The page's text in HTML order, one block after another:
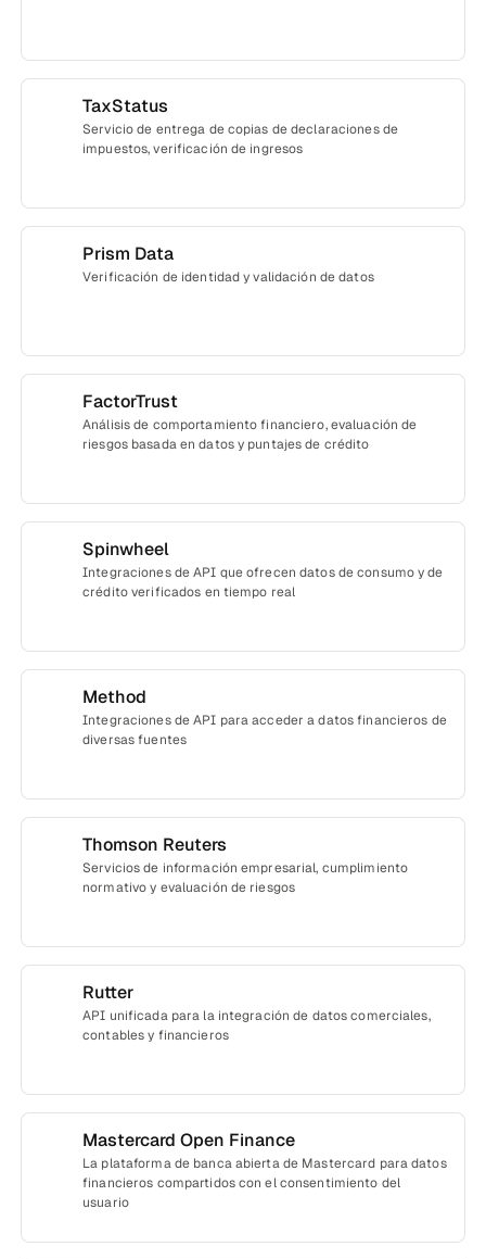
TaxStatus
Servicio de entrega de copias de declaraciones de
impuestos, verificación de ingresos
Prism Data
Verificación de identidad y validación de datos
FactorTrust
Análisis de comportamiento financiero, evaluación de
riesgos basada en datos y puntajes de crédito
Spinwheel
Integraciones de API que ofrecen datos de consumo y de
crédito verificados en tiempo real
Method
Integraciones de API para acceder a datos financieros de
diversas fuentes
Thomson Reuters
Servicios de información empresarial, cumplimiento
normativo y evaluación de riesgos
Rutter
API unificada para la integración de datos comerciales,
contables y financieros
Mastercard Open Finance
La plataforma de banca abierta de Mastercard para datos
financieros compartidos con el consentimiento del
usuario